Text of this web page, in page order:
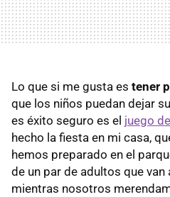
Lo que si me gusta es tener
que los niños puedan dejar
es éxito seguro es el juego
hecho la fiesta en mi casa,
hemos preparado en el
de un par de adultos que
mientras nosotros